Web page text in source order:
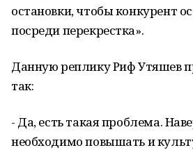
остановки, чтобы конкурент
посреди перекрестка».
Данную реплику Риф Утяшев
так:
- Да, есть такая проблема.
необходимо повышать и